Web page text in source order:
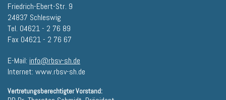
Friedrich-Ebert-Str. 9
24837 Schleswig
Tel. 04621 - 2 76 89
Fax 04621 - 2 76 67
E-Mail: info@rbsv-sh.de
Internet: www.rbsv-sh.de
Vertretungsberechtigter Vorstand: